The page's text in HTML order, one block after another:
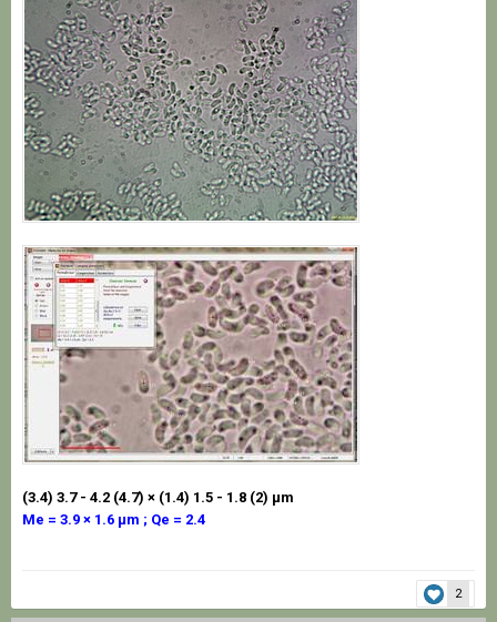
(3.4) 3.7 - 4.2 (4.7) × (1.4) 1.5 - 1.8 (2) µm
Me = 3.9 × 1.6 µm ; Qe = 2.4
2